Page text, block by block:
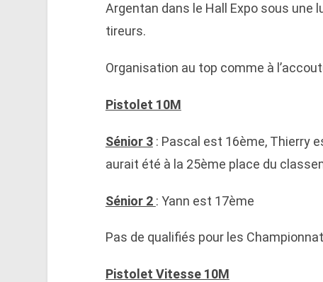
Argentan dans le Hall Expo sous une
tireurs.
Organisation au top comme à
Pistolet 10M
Sénior 3 : Pascal est 16ème, Thierry
aurait été à la 25ème place du
Sénior 2 : Yann est 17ème
Pas de qualifiés pour les
Pistolet Vitesse 10M